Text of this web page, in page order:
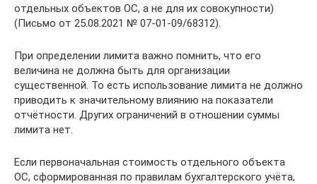
отдельных объектов ОС, а не для их совокупности)
(Письмо от 25.08.2021 № 07-01-09/68312).
При определении лимита важно помнить, что его
величина не должна быть для организации
существенной. То есть использование лимита не должно
приводить к значительному влиянию на показатели
отчётности. Других ограничений в отношении суммы
лимита нет.
Если первоначальная стоимость отдельного объекта
ОС, сформированная по правилам бухгалтерского учёта,